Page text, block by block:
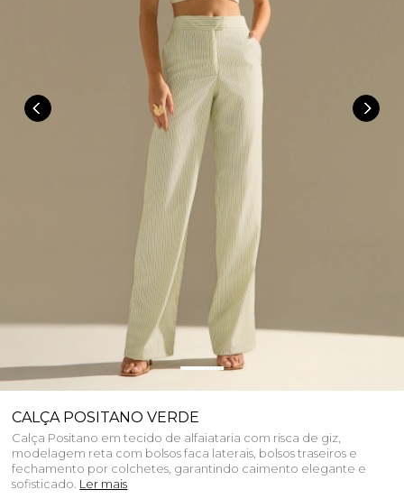
CALÇA POSITANO VERDE
Calça Positano em tecido de alfaiataria com risca de giz,
modelagem reta com bolsos faca laterais, bolsos traseiros e
fechamento por colchetes, garantindo caimento elegante e
sofisticado. Ler mais